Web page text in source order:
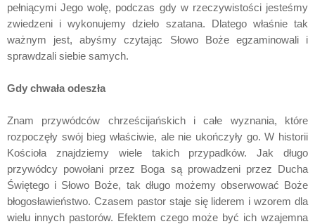
pełniącymi Jego wolę, podczas gdy w rzeczywistości jesteśmy
zwiedzeni i wykonujemy dzieło szatana. Dlatego właśnie tak
ważnym jest, abyśmy czytając Słowo Boże egzaminowali i
sprawdzali siebie samych.
Gdy chwała odeszła
Znam przywódców chrześcijańskich i całe wyznania, które
rozpoczęły swój bieg właściwie, ale nie ukończyły go. W historii
Kościoła znajdziemy wiele takich przypadków. Jak długo
przywódcy powołani przez Boga są prowadzeni przez Ducha
Świętego i Słowo Boże, tak długo możemy obserwować Boże
błogosławieństwo. Czasem pastor staje się liderem i wzorem dla
wielu innych pastorów. Efektem czego może być ich wzajemna